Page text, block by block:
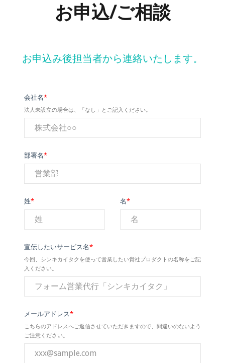
お申込/ご相談
お申込み後担当者から連絡いたします。
会社名*
法人未設立の場合は、「なし」とご記入ください。
部署名*
姓* 名*
宣伝したいサービス名*
今回、シンキカイタクを使って営業したい貴社プロダクトの名称をご記
入ください。
メールアドレス*
こちらのアドレスへご返信させていただきますので、間違いのないよう
ご注意ください。